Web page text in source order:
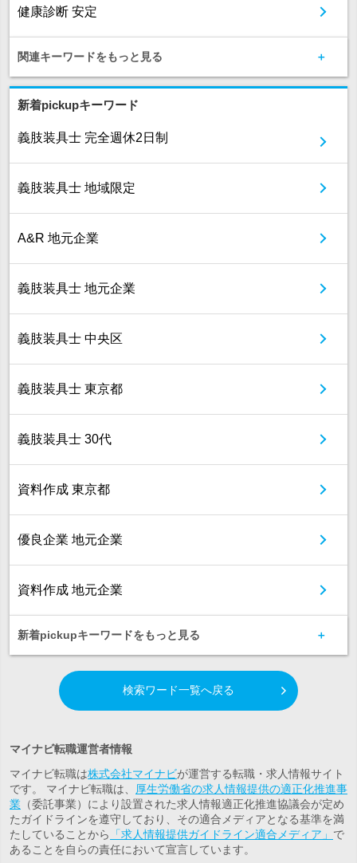
健康診断 安定
関連キーワードをもっと見る
新着pickupキーワード
義肢装具士 完全週休2日制
義肢装具士 地域限定
A&R 地元企業
義肢装具士 地元企業
義肢装具士 中央区
義肢装具士 東京都
義肢装具士 30代
資料作成 東京都
優良企業 地元企業
資料作成 地元企業
新着pickupキーワードをもっと見る
検索ワード一覧へ戻る
マイナビ転職運営者情報
マイナビ転職は株式会社マイナビが運営する転職・求人情報サイト
です。 マイナビ転職は、
厚生労働省の求人情報提供の適正化推進事
業 （委託事業）により設置された求人情報適正化推進協議会が定め
たガイドラインを遵守しており、その適合メディアとなる基準を満
たしていることから
「求人情報提供ガイドライン適合メディア」 で
あることを自らの責任において宣言しています。